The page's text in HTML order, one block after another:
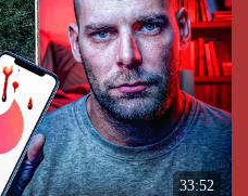
33:52